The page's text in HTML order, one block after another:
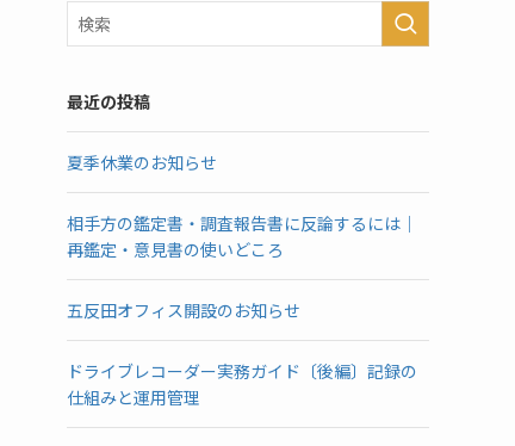
最近の投稿
夏季休業のお知らせ
相手方の鑑定書・調査報告書に反論するには｜
再鑑定・意見書の使いどころ
五反田オフィス開設のお知らせ
ドライブレコーダー実務ガイド〔後編〕記録の
仕組みと運用管理